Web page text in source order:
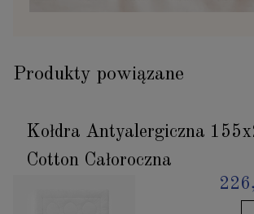
Produkty powiązane
Kołdra Antyalergiczna
Cotton Całoroczna